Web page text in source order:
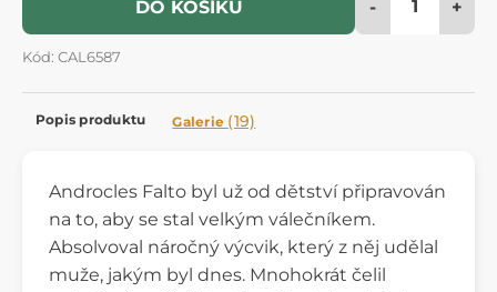
DO KOŠÍKU - +
Kód: CAL6587
Popis produktu Galerie (19)
Androcles Falto byl už od dětství připravován
na to, aby se stal velkým válečníkem.
Absolvoval náročný výcvik, který z něj udělal
muže, jakým byl dnes. Mnohokrát čelil